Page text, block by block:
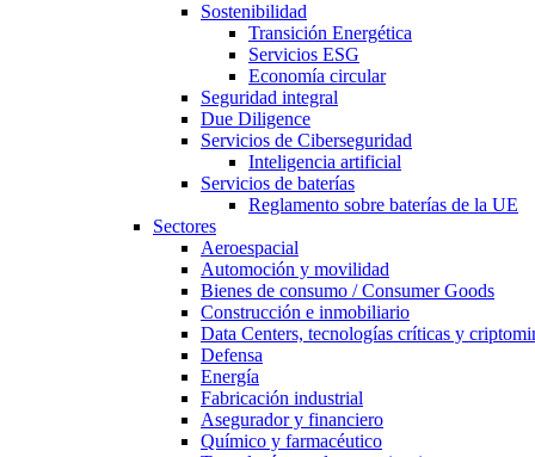
Sostenibilidad
Transición Energética
Servicios ESG
Economía circular
Seguridad integral
Due Diligence
Servicios de Ciberseguridad
Inteligencia artificial
Servicios de baterías
Reglamento sobre baterías de la UE
Sectores
Aeroespacial
Automoción y movilidad
Bienes de consumo / Consumer Goods
Construcción e inmobiliario
Data Centers, tecnologías críticas y
Defensa
Energía
Fabricación industrial
Asegurador y financiero
Químico y farmacéutico